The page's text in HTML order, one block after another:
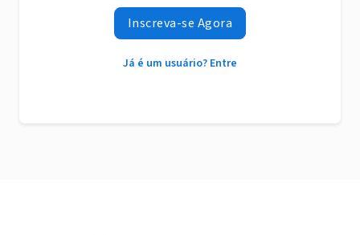
Inscreva-se Agora
Já é um usuário? Entre